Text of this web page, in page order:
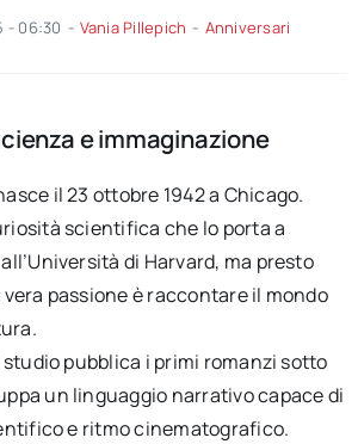
- 06:30 - Vania Pillepich - Anniversari
e immaginazione
il 23 ottobre 1942 a Chicago.
scientifica che lo porta a
di Harvard, ma presto
passione è raccontare il mondo
pubblica i primi romanzi sotto
un linguaggio narrativo capace di
e ritmo cinematografico.